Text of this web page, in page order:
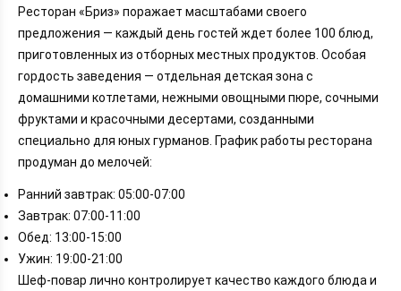
Ресторан «Бриз» поражает масштабами своего
предложения — каждый день гостей ждет более 100 блюд,
приготовленных из отборных местных продуктов. Особая
гордость заведения — отдельная детская зона с
домашними котлетами, нежными овощными пюре, сочными
фруктами и красочными десертами, созданными
специально для юных гурманов. График работы ресторана
продуман до мелочей:
Ранний завтрак: 05:00-07:00
Завтрак: 07:00-11:00
Обед: 13:00-15:00
Ужин: 19:00-21:00
Шеф-повар лично контролирует качество каждого блюда и